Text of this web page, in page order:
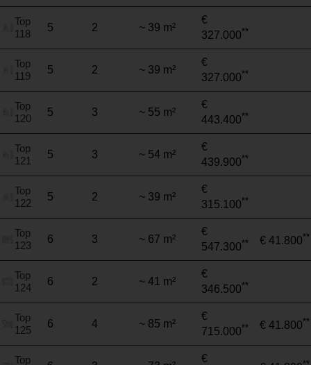
Top
118
5 2 ~ 39 m²
€
327.000**
Top
119
5 2 ~ 39 m²
€
327.000**
Top
120
5 3 ~ 55 m²
€
443.400**
Top
121
5 3 ~ 54 m²
€
439.900**
Top
122
5 2 ~ 39 m²
€
315.100**
Top
123
6 3 ~ 67 m²
€
547.300** € 41.800**
Top
124
6 2 ~ 41 m²
€
346.500**
Top
125
6 4 ~ 85 m²
€
715.000** € 41.800**
Top
€